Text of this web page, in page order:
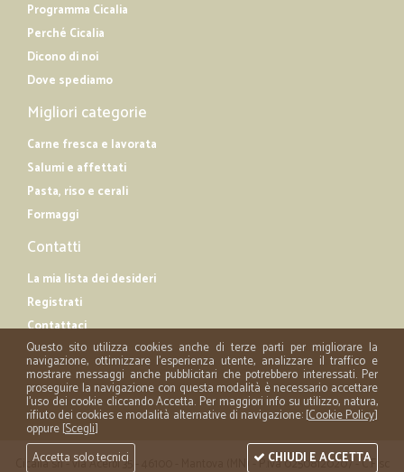
Programma Cicalia
Perché Cicalia
Dicono di noi
Dove spediamo
Migliori categorie
Carne fresca e lavorata
Salumi e affettati
Pasta, riso e cerali
Formaggi
Contatti
La mia lista dei desideri
Registrati
Contattaci
Cicalia srl - via Acerbi 35 - 46100 - Mantova (MN) - P.iva 02508120207 - C.Fisc
Questo sito utilizza cookies anche di terze parti per migliorare la
navigazione, ottimizzare l'esperienza utente, analizzare il traffico e
mostrare messaggi anche pubblicitari che potrebbero interessati. Per
proseguire la navigazione con questa modalità è necessario accettare
l'uso dei cookie cliccando Accetta. Per maggiori info su utilizzo, natura,
rifiuto dei cookies e modalità alternative di navigazione: [Cookie Policy]
oppure [Scegli]
Accetta solo tecnici
CHIUDI E ACCETTA